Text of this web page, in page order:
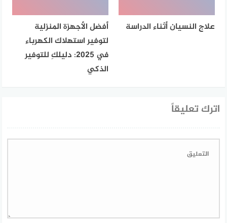
علاج النسيان أثناء الدراسة
أفضل الأجهزة المنزلية
لتوفير استهلاك الكهرباء
في 2025: دليلكِ للتوفير
الذكي
اترك تعليقاً